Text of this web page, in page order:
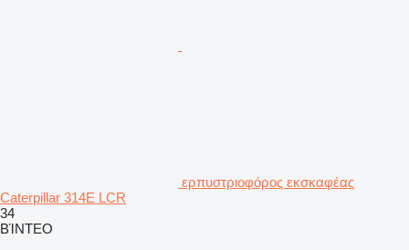
ερπυστριοφόρος εκσκαφέας
Caterpillar 314E LCR
34
ΒΊΝΤΕΟ